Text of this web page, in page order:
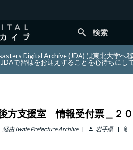
search 検索
Digital Archive (JDA) は東北大学
で皆様をお迎えすることを心待ちにし
方支援室 情報受付票＿２
経由 Iwate Prefecture Archive person 岩手県 attach_file